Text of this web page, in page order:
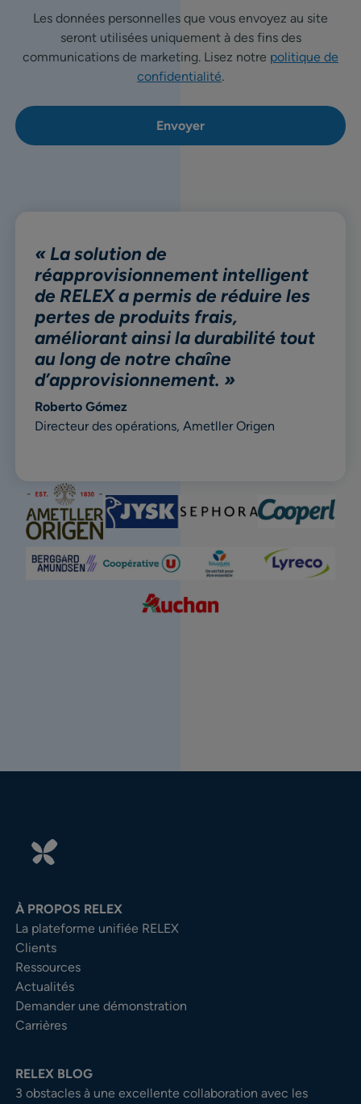
Les données personnelles que vous envoyez au site
seront utilisées uniquement à des fins des
communications de marketing. Lisez notre politique de
confidentialité.
« La solution de
réapprovisionnement intelligent
de RELEX a permis de réduire les
pertes de produits frais,
améliorant ainsi la durabilité tout
au long de notre chaîne
d’approvisionnement. »
Roberto Gómez
Directeur des opérations, Ametller Origen
À PROPOS RELEX
La plateforme unifiée RELEX
Clients
Ressources
Actualités
Demander une démonstration
Carrières
RELEX BLOG
3 obstacles à une excellente collaboration avec les